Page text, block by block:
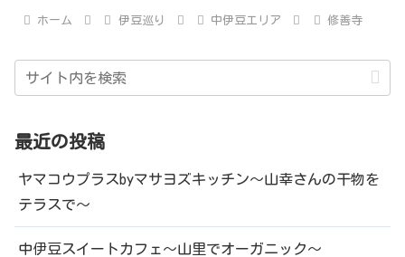
ホーム 伊豆巡り 中伊豆エリア 修善寺
最近の投稿
ヤマコウプラスbyマサヨズキッチン～山幸さんの干物を
テラスで～
中伊豆スイートカフェ～山里でオーガニック～